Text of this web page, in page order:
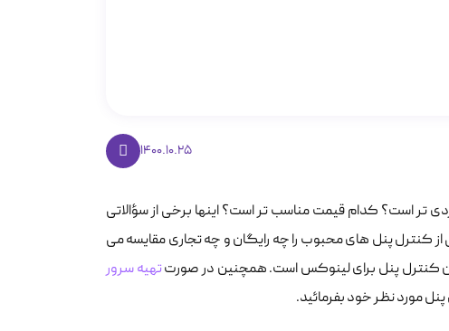
1400.10.25
تر است؟ کدام قیمت مناسب تر است؟ اینها برخی از سؤالاتی
کنترل پنل های محبوب را چه رایگان و چه تجاری مقایسه می
تهیه سرور